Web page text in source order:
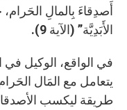
أَصدِقاءَ بِالمالِ
الأَبَدِيَّة” (الآية 9).
في الواقع، الوكيل
يتعامل مع المَال
طريقة ليكسب